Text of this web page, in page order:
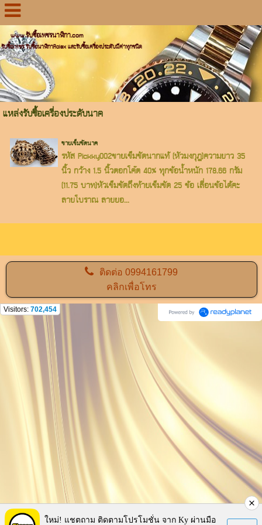
www.รับซื้อเพชรนาฬิกา.com
รับซื้อเพชร รับซื้อนาฬิกาRolex และรับซื้อเครื่องประดับมีค่าทุกชนิด
แหล่งรับซื้อเครื่องประดับนาค
ขายเข็มขัดนาค
รหัส Pickky002ขายเข็มขัดนากแท้ (หัวมงกุฎ)ความยาว 35
นิ้ว กว้าง 1.5 นิ้วตอกโค๊ต 40% ทุกข้อน้ำหนัก 178.66 กรัม
(11.75 บาท)หัวเข็มขัดถึงท้ายเข็มขัด 25 ข้อ เลื่อนข้อได้คะ
ลายโบราณ ลายยอ...
ติดต่อ0994161799
คลิกเพื่อโทร
Visitors: 702,454
ใหม่! แชตถาม ติดตามโปรโมชั่น จาก Ky ผ่านมือ